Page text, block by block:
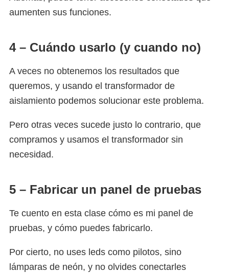
aumenten sus funciones.
4 – Cuándo usarlo (y cuando no)
A veces no obtenemos los resultados que
queremos, y usando el transformador de
aislamiento podemos solucionar este problema.
Pero otras veces sucede justo lo contrario, que
compramos y usamos el transformador sin
necesidad.
5 – Fabricar un panel de pruebas
Te cuento en esta clase cómo es mi panel de
pruebas, y cómo puedes fabricarlo.
Por cierto, no uses leds como pilotos, sino
lámparas de neón, y no olvides conectarles